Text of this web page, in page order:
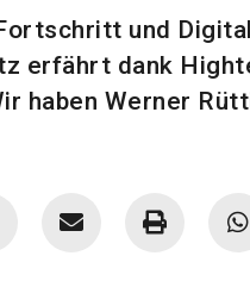
und
erfährt dank
haben Werner